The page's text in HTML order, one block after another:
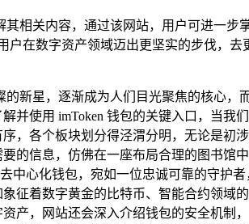
相关内容，通过该网站，用户可进一
户在数字资产领域迈出更坚实的步伐，
的新星，逐渐成为人们目光聚焦的核心，
并使用 imToken 钱包的关键入口，当我
，各个板块划分得泾渭分明，无论是初
的信息，仿佛在一座布局合理的图书馆
中心化钱包，宛如一位忠诚可靠的守护
征着数字黄金的比特币、智能合约领域
产，网站还会深入介绍钱包的安全机